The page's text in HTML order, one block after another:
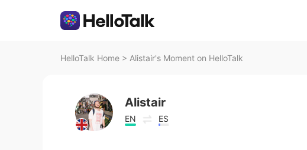
HelloTalk Home > Alistair's Moment on HelloTalk
Alistair
EN ES